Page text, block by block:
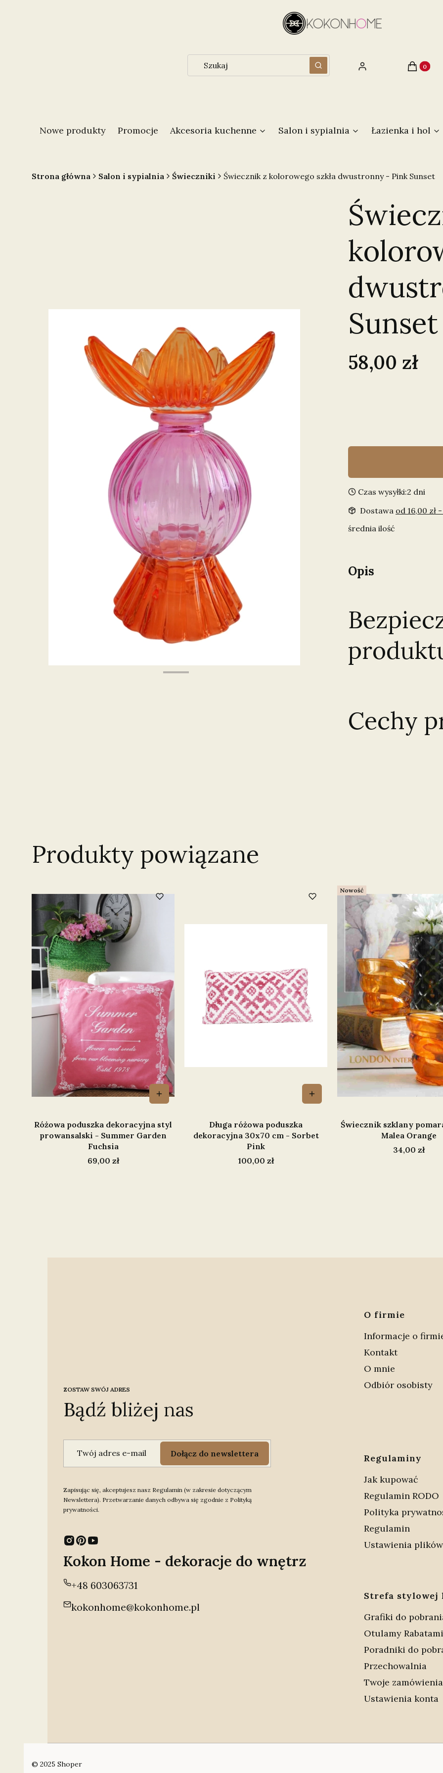
WyczyśćSzukaj Zaloguj się Produkty
Koszyk
Nowe produkty Promocje Akcesoria kuchenne Salon i sypialnia Łazienka i hol
Strona główna Salon i sypialnia Świeczniki Świecznik z kolorowego szkła dwustronny - Pink Sunset
Sunset
Cena
58,00 zł
Czas wysyłki:2 dni
Dostawa od 16,00 zł -
średnia ilość
Opis
Cechy
Produkty powiązane
Różowa poduszka dekoracyjna styl
prowansalski - Summer Garden
Fuchsia
Cena
69,00 zł
Długa różowa poduszka
dekoracyjna 30x70 cm - Sorbet
Pink
Cena
100,00 zł
Nowość
Świecznik szklany
Malea Orange
Cena
34,00 zł
ZOSTAW SWÓJ ADRES
Bądź bliżej nas
Twój adres e-mail Dołącz do newslettera
Zapisując się, akceptujesz nasz Regulamin (w zakresie dotyczącym
Newslettera). Przetwarzanie danych odbywa się zgodnie z Polityką
prywatności.
Kokon Home - dekoracje do wnętrz
+48 603063731
kokonhome@kokonhome.pl
Linki
O firmie
Informacje o
Kontakt
O mnie
Odbiór osobisty
Regulaminy
Jak kupować
Regulamin RODO
Polityka
Regulamin
Ustawienia
Strefa stylowej
Grafiki do
Otulamy Rabatami
Poradniki do
Przechowalnia
Twoje zamówienia
Ustawienia konta
© 2025 Shoper